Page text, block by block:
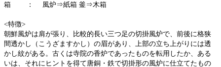
箱 ： 風炉⇒紙箱 釜⇒木箱
<特徴>
朝鮮風炉は肩が張り、比較的長い三つ足の切掛風炉で、前後に格狭
間透かし（こうざますかし）の眉があり、上部の立ち上がりには透
かし紋がある。古くは寺院の香炉であったものを転用したか、ある
いは、それにヒントを得て唐銅・鉄で切掛形の風炉に仕立てたもの